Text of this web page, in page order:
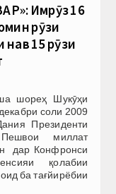
Имрӯз 16
рӯзи
нав 15 рӯзи
шореҳ Шукӯҳи
соли 2009
Президенти
миллат
дар Конфронси
қолабии
ба тағйирёбии